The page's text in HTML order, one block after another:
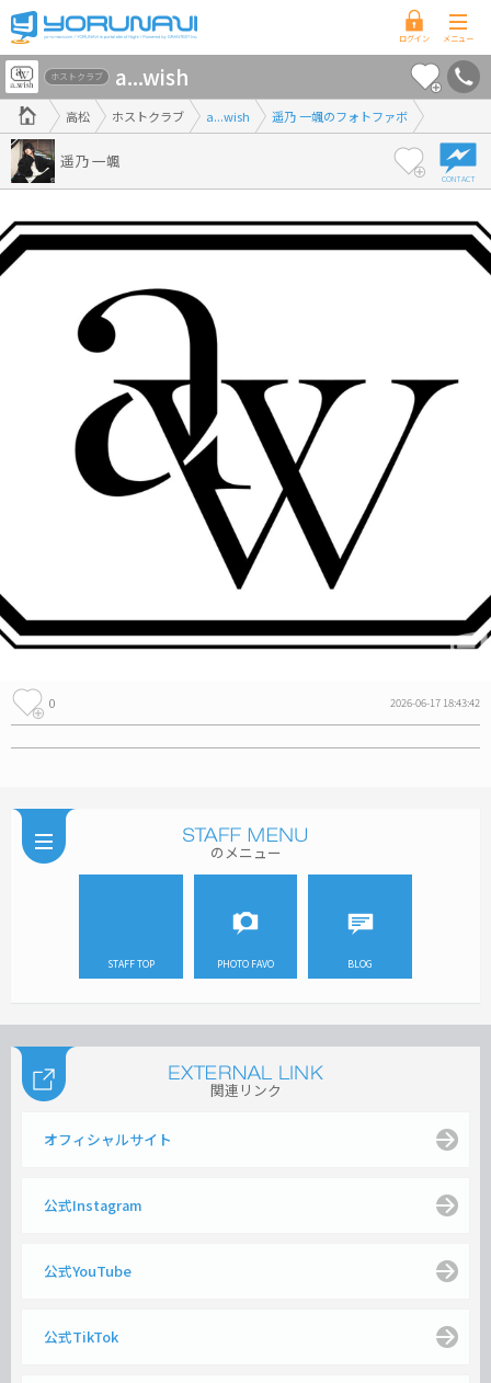
香
川
県
版
高松 ホストクラブ a...wish 遥乃 一颯のフォトファボ
ホストクラブ a...wish
遥乃 一颯
0 2026-06-17 18:43:42
のメニュー
STAFF TOP PHOTO FAVO BLOG
関連リンク
オフィシャルサイト
公式Instagram
公式YouTube
公式TikTok